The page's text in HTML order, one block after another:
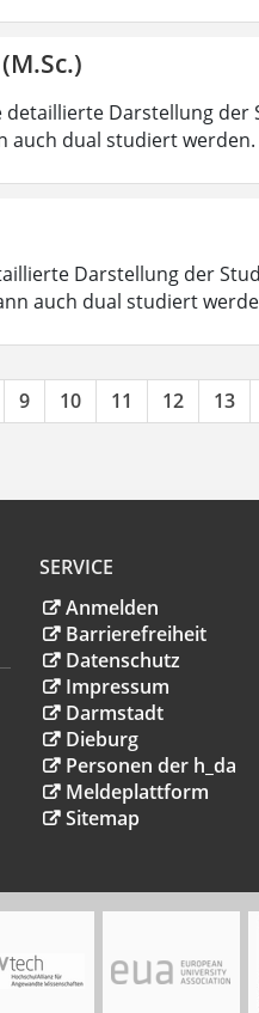
Darstellung der
auch dual studiert
Darstellung der
auch dual studiert
9 10 11 12 13
SERVICE
Anmelden
Barrierefreiheit
Datenschutz
Impressum
Darmstadt
Dieburg
Personen der h_da
Meldeplattform
Sitemap